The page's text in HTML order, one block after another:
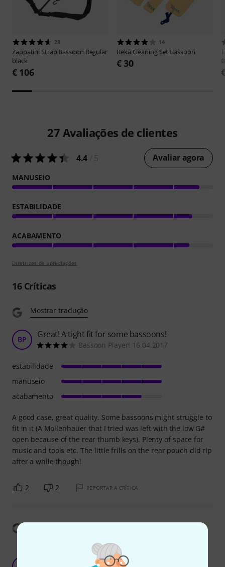
28
Zappatini Strap Bassoon Regular
black
€ 106
14
Reka Cleaning Set Bassoon
€ 30
27 Avaliações de clientes
4.4 Avaliar agora
MANUSEIO
ESTABILIDADE
ACABAMENTO
Diretrizes de apreciações
16Críticas
Mostrar tradução
BP Great! A tight fit for some bassoons!
Bassoon Player! 16.04.2017
A good case, great quality. Some bassoons might struggle to
fit in it (A Mollenhauer that I tried was left with the low G#
open because of the rear thumb keys). Plenty of space for
music and tools etc. The little frills on the rear pouch did rip
after a while though!
estabilidade
manuseio
acabamento
2 2 REPORTAR A CRÍTICA
Much more compact than original bulky case,
plenty protection, sadly had to be returned as